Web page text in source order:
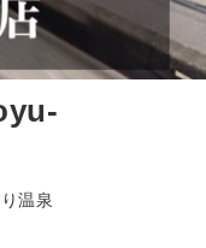
温泉